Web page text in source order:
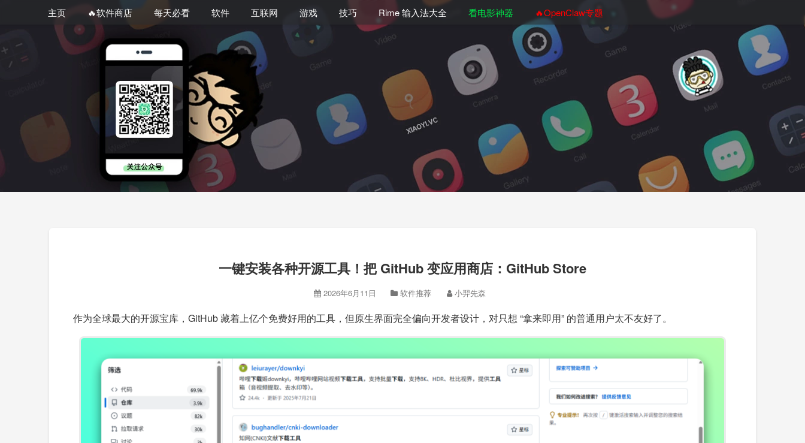
主页 🔥软件商店 每天必看 软件 互联网 游戏 技巧 Rime 输入法大全 看电影神器 🔥OpenClaw专题
一键安装各种开源工具！把 GitHub 变应用商店：GitHub Store
2026年6月11日 软件推荐 小羿先森
作为全球最大的开源宝库，GitHub 藏着上亿个免费好用的工具，但原生界面完全偏向开发者设计，对只想 “拿来即用” 的普通用户太不友好了。